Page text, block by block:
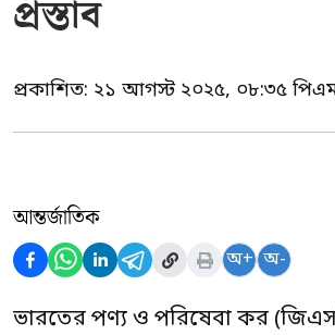
প্রস্তাব
প্রকাশিত: ২১ আগস্ট ২০২৫, ০৮:৩৫
আন্তর্জাতিক
অ+ অ-
ভারতের পণ্য ও পরিষেবা কর